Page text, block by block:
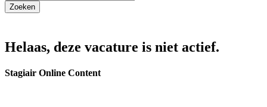
Helaas, deze vacature is niet actief.
Stagiair Online Content